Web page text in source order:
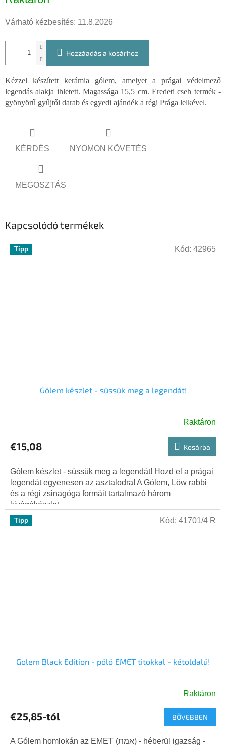
Várható kézbesítés: 11.8.2026
Hozzáadás a kosárhoz
Kézzel készített kerámia gólem, amelyet a prágai védelmező
legendás alakja ihletett. Magassága 15,5 cm. Eredeti cseh termék -
gyönyörű gyűjtői darab és egyedi ajándék a régi Prága lelkével.
KÉRDÉS NYOMON KÖVETÉS
MEGOSZTÁS
Kapcsolódó termékek
Tipp
Gólem készlet - süssük meg a legendát!
Raktáron
€15,08 Kosárba
Gólem készlet - süssük meg a legendát! Hozd el a prágai
legendát egyenesen az asztalodra! A Gólem, Löw rabbi
és a régi zsinagóga formáit tartalmazó három
kivágókészlet...
Kód: 42965
Tipp
Golem Black Edition - póló EMET titokkal - kétoldalú!
Raktáron
€25,85-tól BŐVEBBEN
A Gólem homlokán az EMET (אמת) - héberül igazság -
Kód: 41701/4 R